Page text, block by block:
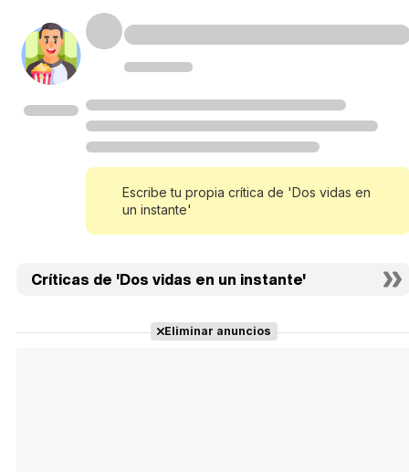
Escribe tu propia crítica de 'Dos vidas en
un instante'
Críticas de 'Dos vidas en un instante'
Eliminar anuncios